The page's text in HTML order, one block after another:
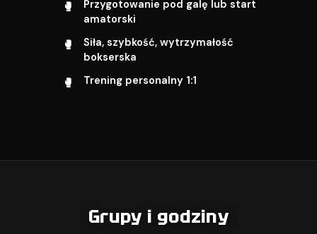
Przygotowanie pod galę lub start
amatorski
Siła, szybkość, wytrzymałość
bokserska
Trening personalny 1:1
Grupy i godziny